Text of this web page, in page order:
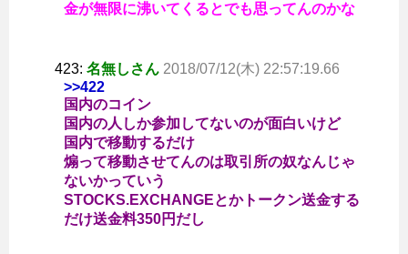
金が無限に沸いてくるとでも思ってんのかな
423: 名無しさん 2018/07/12(木) 22:57:19.66
>>422
国内のコイン
国内の人しか参加してないのが面白いけど
国内で移動するだけ
煽って移動させてんのは取引所の奴なんじゃ
ないかっていう
STOCKS.EXCHANGEとかトークン送金する
だけ送金料350円だし